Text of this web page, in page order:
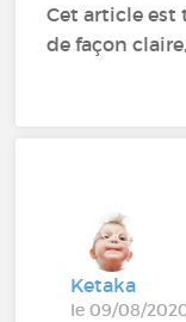
Cet article est
de façon
Ketaka
le 09/08/